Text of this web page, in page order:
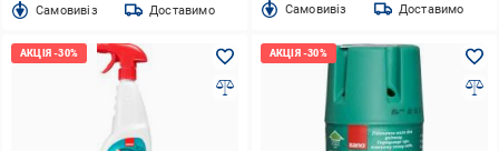
Cамовивіз Доставимо Cамовивіз Доставимо